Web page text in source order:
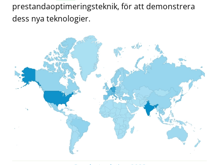
prestandaoptimeringsteknik, för att demonstrera
dess nya teknologier.